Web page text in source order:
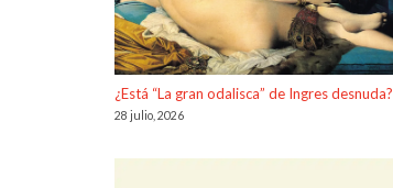
¿Está “La gran odalisca” de Ingres desnuda?
28 julio, 2026